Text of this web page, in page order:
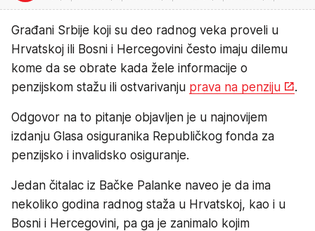
Građani Srbije koji su deo radnog veka proveli u
Hrvatskoj ili Bosni i Hercegovini često imaju dilemu
kome da se obrate kada žele informacije o
penzijskom stažu ili ostvarivanju prava na penziju .
Odgovor na to pitanje objavljen je u najnovijem
izdanju Glasa osiguranika Republičkog fonda za
penzijsko i invalidsko osiguranje.
Jedan čitalac iz Bačke Palanke naveo je da ima
nekoliko godina radnog staža u Hrvatskoj, kao i u
Bosni i Hercegovini, pa ga je zanimalo kojim